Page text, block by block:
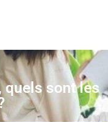
sont les